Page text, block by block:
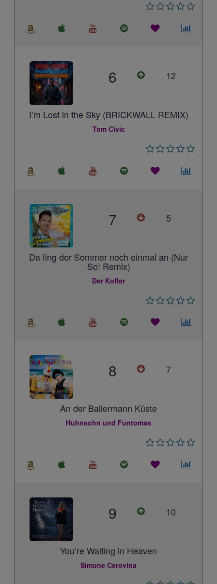
6 12
I’m Lost in the Sky (BRICKWALL REMIX)
Tom Civic
7 5
Da fing der Sommer noch einmal an (Nur
So! Remix)
Der Kofler
8 7
An der Ballermann Küste
Huhnsohn und Funtomas
9 10
You’re Waiting in Heaven
Simone Cerovina